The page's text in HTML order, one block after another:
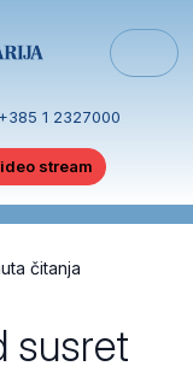
+385 1 2327000
stream
čitanja
susret